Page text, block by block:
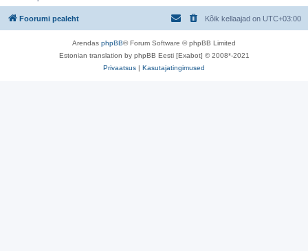
Foorumi pealeht Kõik kellaajad on UTC+03:00
Arendas phpBB® Forum Software © phpBB Limited
Estonian translation by phpBB Eesti [Exabot] © 2008*-2021
Privaatsus | Kasutajatingimused